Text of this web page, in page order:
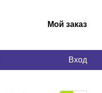
Мой заказ
Вход